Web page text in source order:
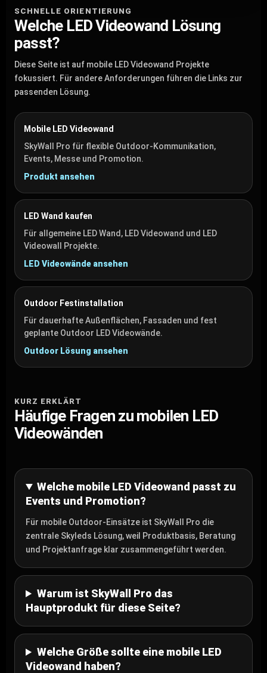
SCHNELLE ORIENTIERUNG
Welche LED Videowand Lösung
passt?
Diese Seite ist auf mobile LED Videowand Projekte
fokussiert. Für andere Anforderungen führen die Links zur
passenden Lösung.
Mobile LED Videowand
SkyWall Pro für flexible Outdoor-Kommunikation,
Events, Messe und Promotion.
Produkt ansehen
LED Wand kaufen
Für allgemeine LED Wand, LED Videowand und LED
Videowall Projekte.
LED Videowände ansehen
Outdoor Festinstallation
Für dauerhafte Außenflächen, Fassaden und fest
geplante Outdoor LED Videowände.
Outdoor Lösung ansehen
KURZ ERKLÄRT
Häufige Fragen zu mobilen LED
Videowänden
Welche mobile LED Videowand passt zu
Events und Promotion?
Für mobile Outdoor-Einsätze ist SkyWall Pro die
zentrale Skyleds Lösung, weil Produktbasis, Beratung
und Projektanfrage klar zusammengeführt werden.
Warum ist SkyWall Pro das
Hauptprodukt für diese Seite?
Welche Größe sollte eine mobile LED
Videowand haben?